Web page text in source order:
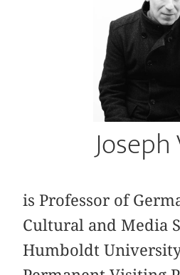
is Professor of
Cultural and Media
Humboldt